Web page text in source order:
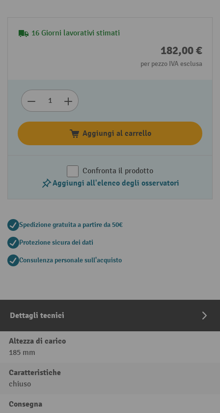
16 Giorni lavorativi stimati
182,00 €
per pezzo IVA esclusa
Aggiungi al carrello
Confronta il prodotto
Aggiungi all'elenco degli osservatori
Spedizione gratuita a partire da 50€
Protezione sicura dei dati
Consulenza personale sull'acquisto
Dettagli tecnici
Altezza di carico
185 mm
Caratteristiche
chiuso
Consegna